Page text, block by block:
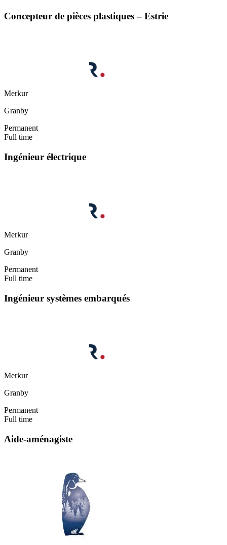
Concepteur de pièces plastiques – Estrie
Merkur
Granby
Permanent
Full time
Ingénieur électrique
Merkur
Granby
Permanent
Full time
Ingénieur systèmes embarqués
Merkur
Granby
Permanent
Full time
Aide-aménagiste